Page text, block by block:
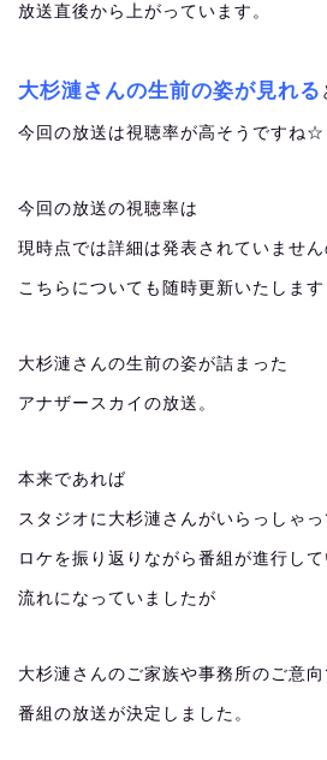
放送直後から上がっています。
大杉漣さんの生前の姿が見れる
今回の放送は視聴率が高そうですね☆
今回の放送の視聴率は
現時点では詳細は発表されていません
こちらについても随時更新いたします
大杉漣さんの生前の姿が詰まった
アナザースカイの放送。
本来であれば
スタジオに大杉漣さんがいらっしゃっ
ロケを振り返りながら番組が進行して
流れになっていましたが
大杉漣さんのご家族や事務所のご意向
番組の放送が決定しました。